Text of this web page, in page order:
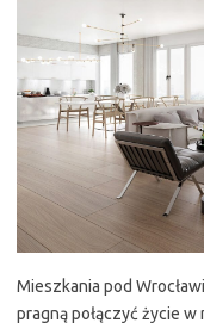
Mieszkania pod
pragną połączyć życie